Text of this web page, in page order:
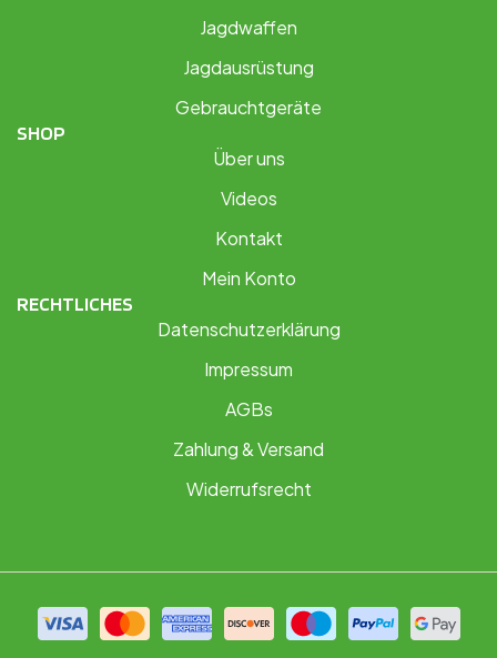
Jagdwaffen
Jagdausrüstung
Gebrauchtgeräte
SHOP
Über uns
Videos
Kontakt
Mein Konto
RECHTLICHES
Datenschutzerklärung
Impressum
AGBs
Zahlung & Versand
Widerrufsrecht